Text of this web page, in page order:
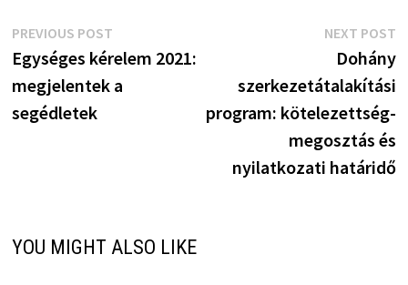
Bejegyzés
navigáció
PREVIOUS POSTPrevious
post:
Egységes kérelem 2021:
megjelentek a
segédletek
NEXT POST
Dohány
szerkezetátalakítási
program: kötelezettség-
megosztás és
nyilatkozati határidő
YOU MIGHT ALSO LIKE